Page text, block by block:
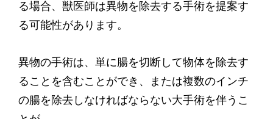
る場合、獣医師は異物を除去する手術を提案す
る可能性があります。
異物の手術は、単に腸を切断して物体を除去す
ることを含むことができ、または複数のインチ
の腸を除去しなければならない大手術を伴うこ